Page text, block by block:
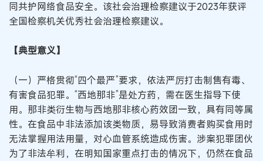
同共护网络食品安全。该社会治理检察建议于2023年获评
全国检察机关优秀社会治理检察建议。
【典型意义】
（一）严格贯彻“四个最严”要求，依法严厉打击制售有毒、
有害食品犯罪。“西地那非”是处方药，需在医生指导下使
用。那非类衍生物与西地那非核心药效团一致，具有同等属
性。在食品中非法添加该类物质，易导致消费者购买食用时
无法掌握用法用量，对心血管系统造成伤害。涉案犯罪团伙
为了非法牟利，在明知国家重点打击的情况下，仍然在食品